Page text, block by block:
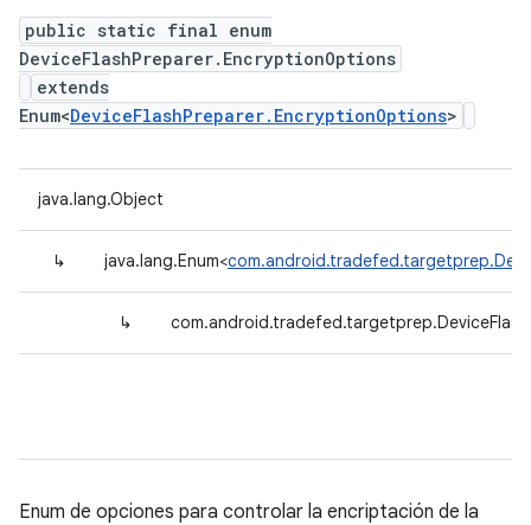
public static final enum
DeviceFlashPreparer.EncryptionOptions
extends
Enum<DeviceFlashPreparer.EncryptionOptions>
java.lang.Object
↳ java.lang.Enum<
↳
Enum de opciones para controlar la encriptación de la